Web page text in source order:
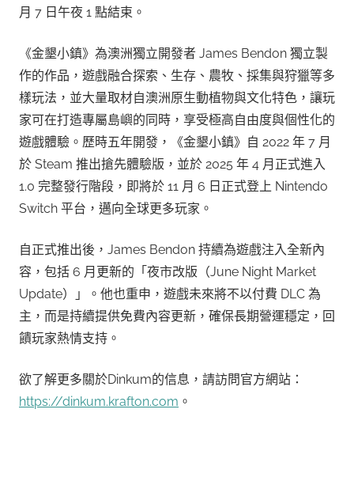
月 7 日午夜 1 點結束。
《金墾小鎮》為澳洲獨立開發者 James Bendon 獨立製
作的作品，遊戲融合探索、生存、農牧、採集與狩獵等多
樣玩法，並大量取材自澳洲原生動植物與文化特色，讓玩
家可在打造專屬島嶼的同時，享受極高自由度與個性化的
遊戲體驗。歷時五年開發，《金墾小鎮》自 2022 年 7 月
於 Steam 推出搶先體驗版，並於 2025 年 4 月正式進入
1.0 完整發行階段，即將於 11 月 6 日正式登上 Nintendo
Switch 平台，邁向全球更多玩家。
自正式推出後，James Bendon 持續為遊戲注入全新內
容，包括 6 月更新的「夜市改版（June Night Market
Update）」。他也重申，遊戲未來將不以付費 DLC 為
主，而是持續提供免費內容更新，確保長期營運穩定，回
饋玩家熱情支持。
欲了解更多關於Dinkum的信息，請訪問官方網站：
https://dinkum.krafton.com 。